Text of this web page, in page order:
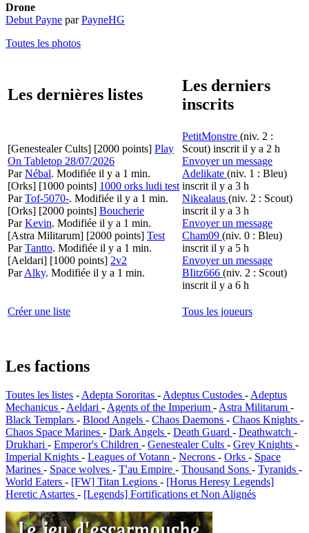
Drone
Debut Payne parPayneHG
Toutes les photos
Les dernières listes
Les derniers
inscrits
[Genestealer Cults] [2000 points] Play
On Tabletop 28/07/2026
ParNébal. Modifiée il y a 1 min.
[Orks] [1000 points] 1000 orks ludi test
ParTof-5070-. Modifiée il y a 1 min.
[Orks] [2000 points] Boucherie
ParKevin. Modifiée il y a 1 min.
[Astra Militarum] [2000 points] Test
ParTantto. Modifiée il y a 1 min.
[Aeldari] [1000 points] 2v2
ParAlky. Modifiée il y a 1 min.
PetitMonstre (niv. 2 :
Scout) inscrit il y a 2 h
Envoyer un message
Adelikate (niv. 1 : Bleu)
inscrit il y a 3 h
Nikealaus (niv. 2 : Scout)
inscrit il y a 3 h
Envoyer un message
Cham09 (niv. 0 : Bleu)
inscrit il y a 5 h
Envoyer un message
BIitz666 (niv. 2 : Scout)
inscrit il y a 6 h
Créer une liste Tous les joueurs
Les factions
Toutes les listes -Adepta Sororitas -Adeptus Custodes -Adeptus
Mechanicus -Aeldari -Agents of the Imperium -Astra Militarum -
Black Templars - Blood Angels - Chaos Daemons - Chaos Knights -
Chaos Space Marines - Dark Angels - Death Guard - Deathwatch -
Drukhari - Emperor's Children - Genestealer Cults - Grey Knights -
Imperial Knights - Leagues of Votann - Necrons - Orks - Space
Marines - Space wolves - T'au Empire - Thousand Sons - Tyranids -
World Eaters - [FW] Titan Legions - [Horus Heresy Legends]
Heretic Astartes - [Legends] Fortifications et Non Alignés